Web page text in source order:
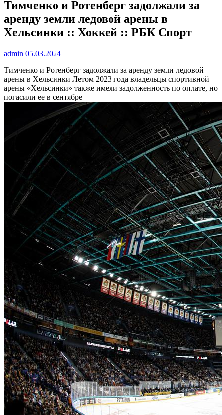
Тимченко и Ротенберг задолжали за
аренду земли ледовой арены в
Хельсинки :: Хоккей :: РБК Спорт
admin 05.03.2024
Тимченко и Ротенберг задолжали за аренду земли ледовой
арены в Хельсинки Летом 2023 года владельцы спортивной
арены «Хельсинки» также имели задолженность по оплате, но
погасили ее в сентябре